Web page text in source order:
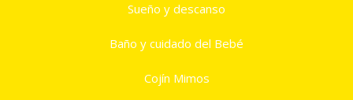
Sueño y descanso
Baño y cuidado del Bebé
Cojín Mimos